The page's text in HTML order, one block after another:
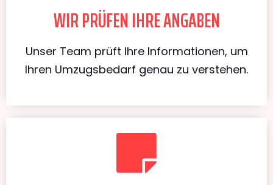
WIR PRÜFEN IHRE ANGABEN
Unser Team prüft Ihre Informationen, um
Ihren Umzugsbedarf genau zu verstehen.